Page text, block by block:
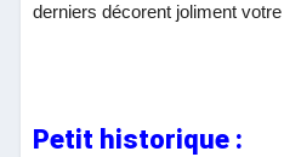
derniers décorent joliment
Petit historique :